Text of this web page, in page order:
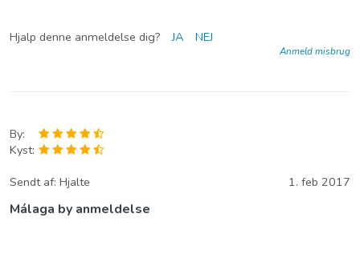
Hjalp denne anmeldelse dig? JA NEJ
Anmeld misbrug
By:
Kyst:
Sendt af: Hjalte 1. feb 2017
Málaga by anmeldelse